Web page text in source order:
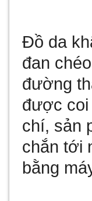
Đồ da
đan
đường
được coi
chí, sản
chắn tới
bằng